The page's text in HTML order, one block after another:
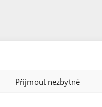
Přijmout nezbytné